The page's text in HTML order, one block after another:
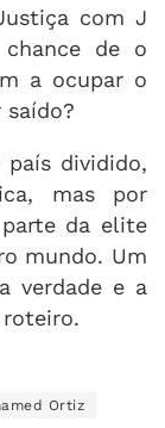
com J
de o
a ocupar o
dividido,
mas por
da elite
mundo. Um
verdade e a
roteiro.
Ortiz